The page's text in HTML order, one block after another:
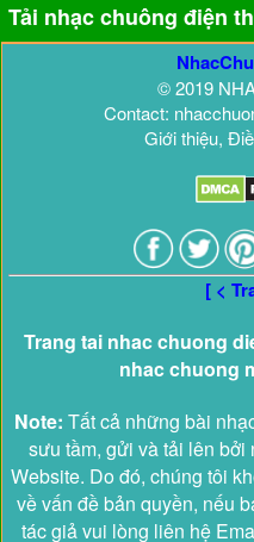
Tải nhạc chuông điện
© 2019
Contact:
Giới thiệu,
[ <
Trang tai nhac chuong
nhac chuong
Note: Tất cả những bài
sưu tầm, gửi và tải lên bởi
Website. Do đó, chúng tôi
về vấn đề bản quyền, nếu
tác giả vui lòng liên hệ